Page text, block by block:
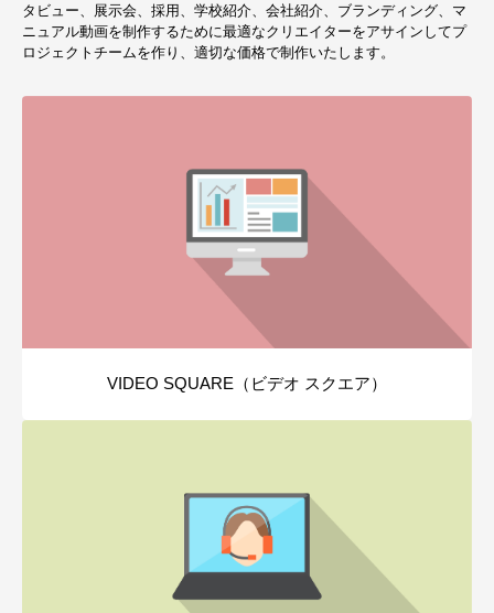
タビュー、展示会、採用、学校紹介、会社紹介、ブランディング、マ
ニュアル動画を制作するために最適なクリエイターをアサインしてプ
ロジェクトチームを作り、適切な価格で制作いたします。
VIDEO SQUARE（ビデオ スクエア）